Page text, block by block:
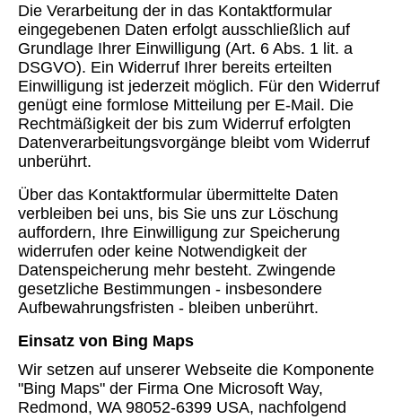
Die Verarbeitung der in das Kontaktformular
eingegebenen Daten erfolgt ausschließlich auf
Grundlage Ihrer Einwilligung (Art. 6 Abs. 1 lit. a
DSGVO). Ein Widerruf Ihrer bereits erteilten
Einwilligung ist jederzeit möglich. Für den Widerruf
genügt eine formlose Mitteilung per E-Mail. Die
Rechtmäßigkeit der bis zum Widerruf erfolgten
Datenverarbeitungsvorgänge bleibt vom Widerruf
unberührt.
Über das Kontaktformular übermittelte Daten
verbleiben bei uns, bis Sie uns zur Löschung
auffordern, Ihre Einwilligung zur Speicherung
widerrufen oder keine Notwendigkeit der
Datenspeicherung mehr besteht. Zwingende
gesetzliche Bestimmungen - insbesondere
Aufbewahrungsfristen - bleiben unberührt.
Einsatz von Bing Maps
Wir setzen auf unserer Webseite die Komponente
"Bing Maps" der Firma One Microsoft Way,
Redmond, WA 98052-6399 USA, nachfolgend